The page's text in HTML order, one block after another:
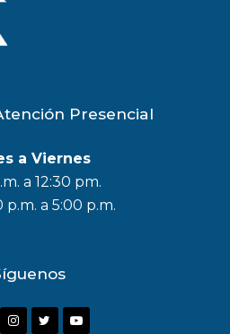
Presencial
a Viernes
a 12:30 pm.
p.m. a 5:00 p.m.
I
Y